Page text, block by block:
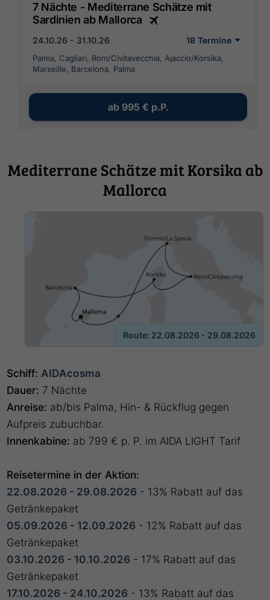
7 Nächte - Mediterrane Schätze mit
Sardinien ab Mallorca
24.10.26 - 31.10.26 18 Termine
Palma, Cagliari, Rom/Civitavecchia, Ajaccio/Korsika,
Marseille, Barcelona, Palma
ab 995 € p.P.
Mediterrane Schätze mit Korsika ab
Mallorca
Route: 22.08.2026 - 29.08.2026
Schiff: AIDAcosma
Dauer: 7 Nächte
Anreise: ab/bis Palma, Hin- & Rückflug gegen
Aufpreis zubuchbar.
Innenkabine: ab 799 € p. P. im AIDA LIGHT Tarif
Reisetermine in der Aktion:
22.08.2026 - 29.08.2026 - 13% Rabatt auf das
Getränkepaket
05.09.2026 - 12.09.2026 - 12% Rabatt auf das
Getränkepaket
03.10.2026 - 10.10.2026 - 17% Rabatt auf das
Getränkepaket
17.10.2026 - 24.10.2026 - 13% Rabatt auf das